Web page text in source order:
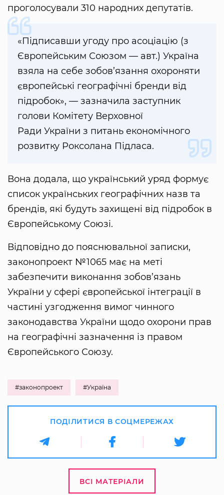
проголосували 310 народних депутатів.
«Підписавши угоду про асоціацію (з
Європейським Союзом — авт.) Україна
взяла на себе зобов’язання охороняти
європейські географічні бренди від
підробок», — зазначила заступник
голови Комітету Верховної
Ради України з питань економічного
розвитку Роксолана Підласа.
Вона додала, що український уряд формує
список українських географічних назв та
брендів, які будуть захищені від підробок в
Європейському Союзі.
Відповідно до пояснювальної записки,
законопроект №1065 має на меті
забезпечити виконання зобов’язань
України у сфері європейської інтеграції в
частині узгодження вимог чинного
законодавства України щодо охорони прав
на географічні зазначення із правом
Європейського Союзу.
#законопроект #Україна
ПОДІЛИТИСЯ В СОЦМЕРЕЖАХ
ВСІ МАТЕРІАЛИ